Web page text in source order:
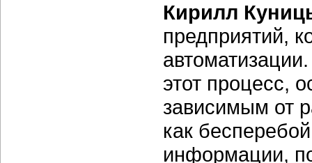
Кирилл
предприятий,
этот процесс,
зависимым от
как
информации,